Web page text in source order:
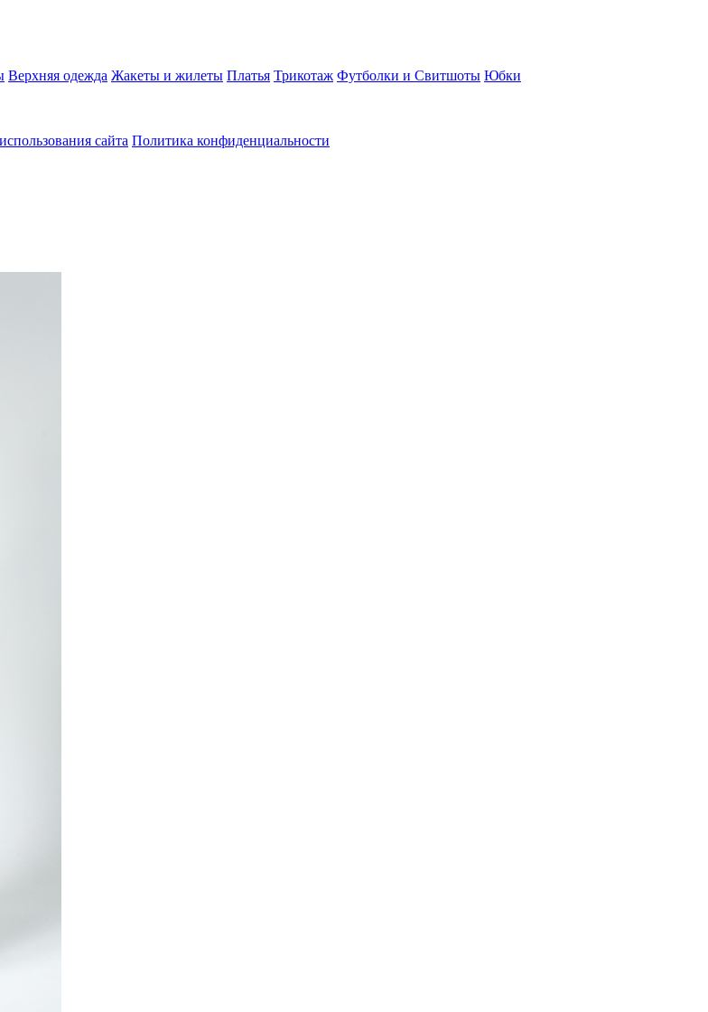
Верхняя одежда Жакеты и жилеты Платья Трикотаж Футболки и Свитшоты Юбки
сайта Политика конфиденциальности